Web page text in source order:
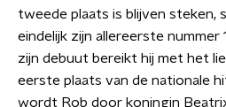
tweede plaats is blijven steken,
eindelijk zijn allereerste nummer
zijn debuut bereikt hij met het
eerste plaats van de nationale
wordt Rob door koningin